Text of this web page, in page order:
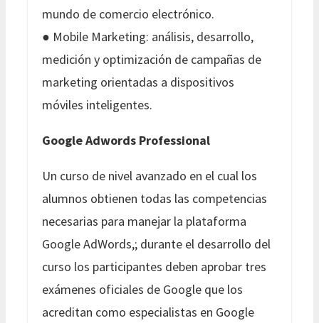
mundo de comercio electrónico.
● Mobile Marketing: análisis, desarrollo,
medición y optimización de campañas de
marketing orientadas a dispositivos
móviles inteligentes.
Google Adwords Professional
Un curso de nivel avanzado en el cual los
alumnos obtienen todas las competencias
necesarias para manejar la plataforma
Google AdWords,; durante el desarrollo del
curso los participantes deben aprobar tres
exámenes oficiales de Google que los
acreditan como especialistas en Google